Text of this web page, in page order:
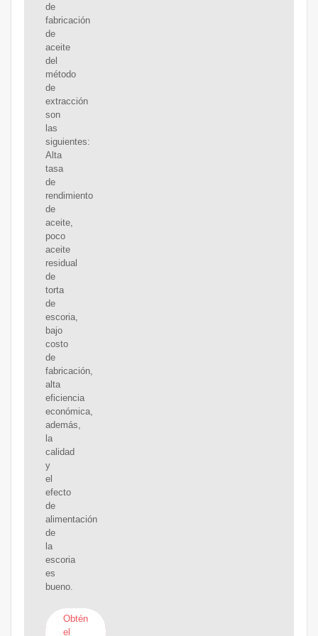
de
fabricación
de
aceite
del
método
de
extracción
son
las
siguientes:
Alta
tasa
de
rendimiento
de
aceite,
poco
aceite
residual
de
torta
de
escoria,
bajo
costo
de
fabricación,
alta
eficiencia
económica,
además,
la
calidad
y
el
efecto
de
alimentación
de
la
escoria
es
bueno.
Obtén
el